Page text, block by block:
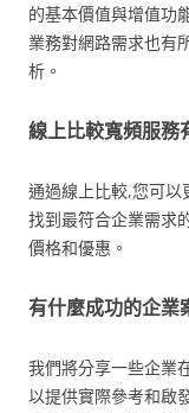
的基本價值與增值功
業務對網路需求也有
析。
線上比較寬頻服務
通過線上比較,您可以
找到最符合企業需求
價格和優惠。
有什麼成功的企業
我們將分享一些企業
以提供實際參考和啟